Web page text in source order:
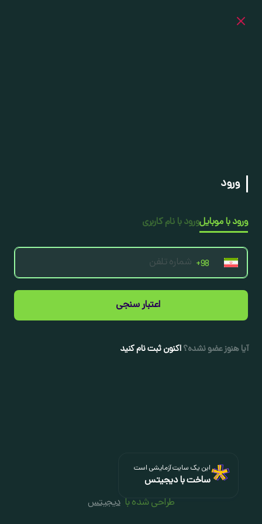
ورود
ورود با موبایلورود با ‫نام کاربری
اعتبار سنجی
آیا هنوز عضو نشده؟اکنون ثبت نام کنید
این یک سایت آزمایشی است
ساخت با دیجیتس
طراحی شده بادیجیتس